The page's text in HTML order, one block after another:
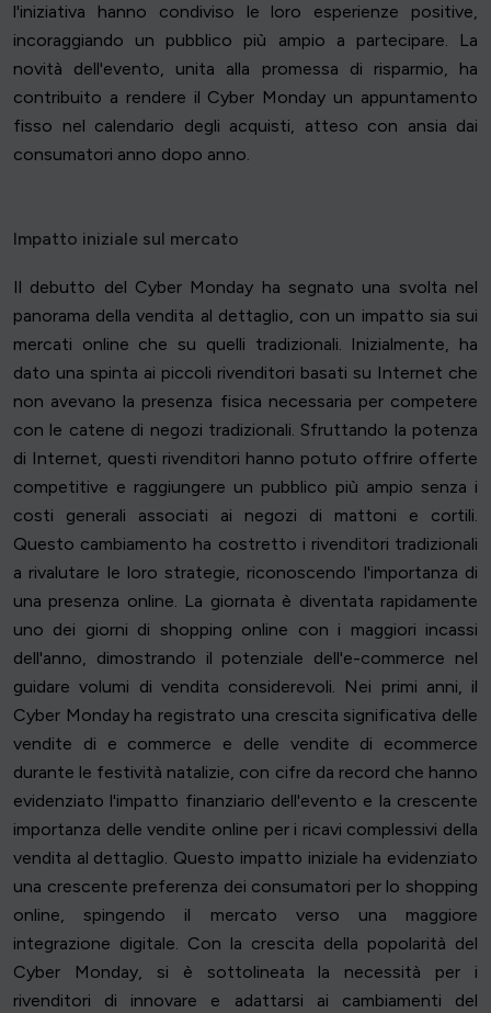
l'iniziativa hanno condiviso le loro esperienze positive,
incoraggiando un pubblico più ampio a partecipare. La
novità dell'evento, unita alla promessa di risparmio, ha
contribuito a rendere il Cyber Monday un appuntamento
fisso nel calendario degli acquisti, atteso con ansia dai
consumatori anno dopo anno.
Impatto iniziale sul mercato
Il debutto del Cyber Monday ha segnato una svolta nel
panorama della vendita al dettaglio, con un impatto sia sui
mercati online che su quelli tradizionali. Inizialmente, ha
dato una spinta ai piccoli rivenditori basati su Internet che
non avevano la presenza fisica necessaria per competere
con le catene di negozi tradizionali. Sfruttando la potenza
di Internet, questi rivenditori hanno potuto offrire offerte
competitive e raggiungere un pubblico più ampio senza i
costi generali associati ai negozi di mattoni e cortili.
Questo cambiamento ha costretto i rivenditori tradizionali
a rivalutare le loro strategie, riconoscendo l'importanza di
una presenza online. La giornata è diventata rapidamente
uno dei giorni di shopping online con i maggiori incassi
dell'anno, dimostrando il potenziale dell'e-commerce nel
guidare volumi di vendita considerevoli. Nei primi anni, il
Cyber Monday ha registrato una crescita significativa delle
vendite di e commerce e delle vendite di ecommerce
durante le festività natalizie, con cifre da record che hanno
evidenziato l'impatto finanziario dell'evento e la crescente
importanza delle vendite online per i ricavi complessivi della
vendita al dettaglio. Questo impatto iniziale ha evidenziato
una crescente preferenza dei consumatori per lo shopping
online, spingendo il mercato verso una maggiore
integrazione digitale. Con la crescita della popolarità del
Cyber Monday, si è sottolineata la necessità per i
rivenditori di innovare e adattarsi ai cambiamenti del